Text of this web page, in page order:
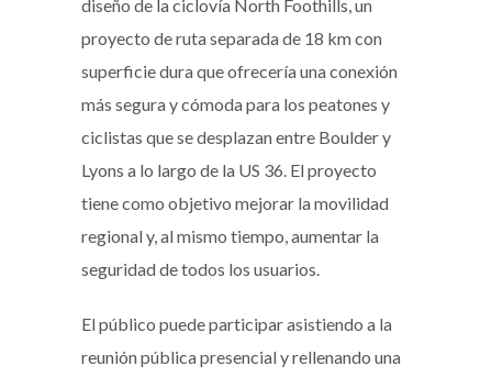
diseño de la ciclovía North Foothills, un
proyecto de ruta separada de 18 km con
superficie dura que ofrecería una conexión
más segura y cómoda para los peatones y
ciclistas que se desplazan entre Boulder y
Lyons a lo largo de la US 36. El proyecto
tiene como objetivo mejorar la movilidad
regional y, al mismo tiempo, aumentar la
seguridad de todos los usuarios.
El público puede participar asistiendo a la
reunión pública presencial y rellenando una